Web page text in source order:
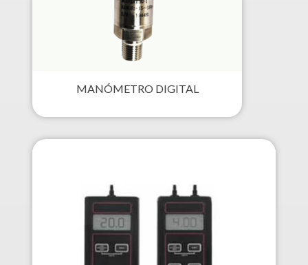
MANÓMETRO DIGITAL